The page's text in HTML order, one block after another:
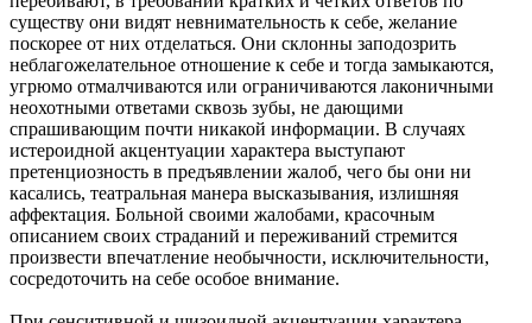
существу они видят не­внимательность к себе, желание
поскорее от них отделаться. Они склонны заподозрить
неблагожелательное отношение к себе и тогда замыкаются,
угрюмо отмалчиваются или огра­ничиваются лаконичными
неохотными ответами сквозь зубы, не дающими
спрашивающим почти никакой информации. В случаях
истероидной акцентуации характера выступают
претенциозность в предъявлении жалоб, чего бы они ни
касались, театральная манера высказывания, излишняя
аффектация. Больной своими жалобами, красочным
описанием своих стра­даний и переживаний стремится
произвести впечатление не­обычности, исключительности,
сосредоточить на себе особое внимание.